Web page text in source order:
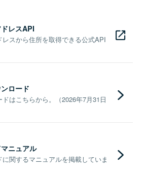
レスAPI
スから住所を取得できる公式API
ロード
はこちらから。（2026年7月31日
ニュアル
関するマニュアルを掲載していま